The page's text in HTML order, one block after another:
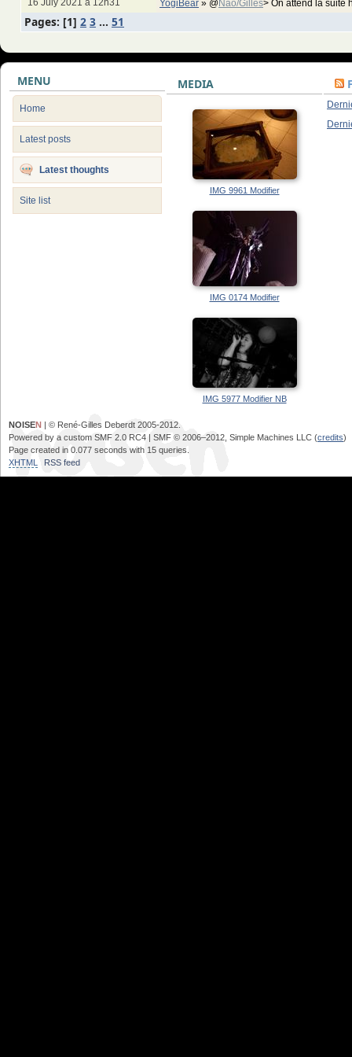
16 July 2021 à 12h31 YogiBear » @Nao/Gilles> On attend la suite
Pages: [1] 2 3 ... 51
MENU
Home
Latest posts
Latest thoughts
Site list
MEDIA
IMG 9961 Modifier
IMG 0174 Modifier
IMG 5977 Modifier NB
NOISEN | © René-Gilles Deberdt 2005-2012.
Powered by a custom SMF 2.0 RC4 | SMF © 2006–2012, Simple Machines LLC (credits)
Page created in 0.077 seconds with 15 queries.
XHTML
RSS feed